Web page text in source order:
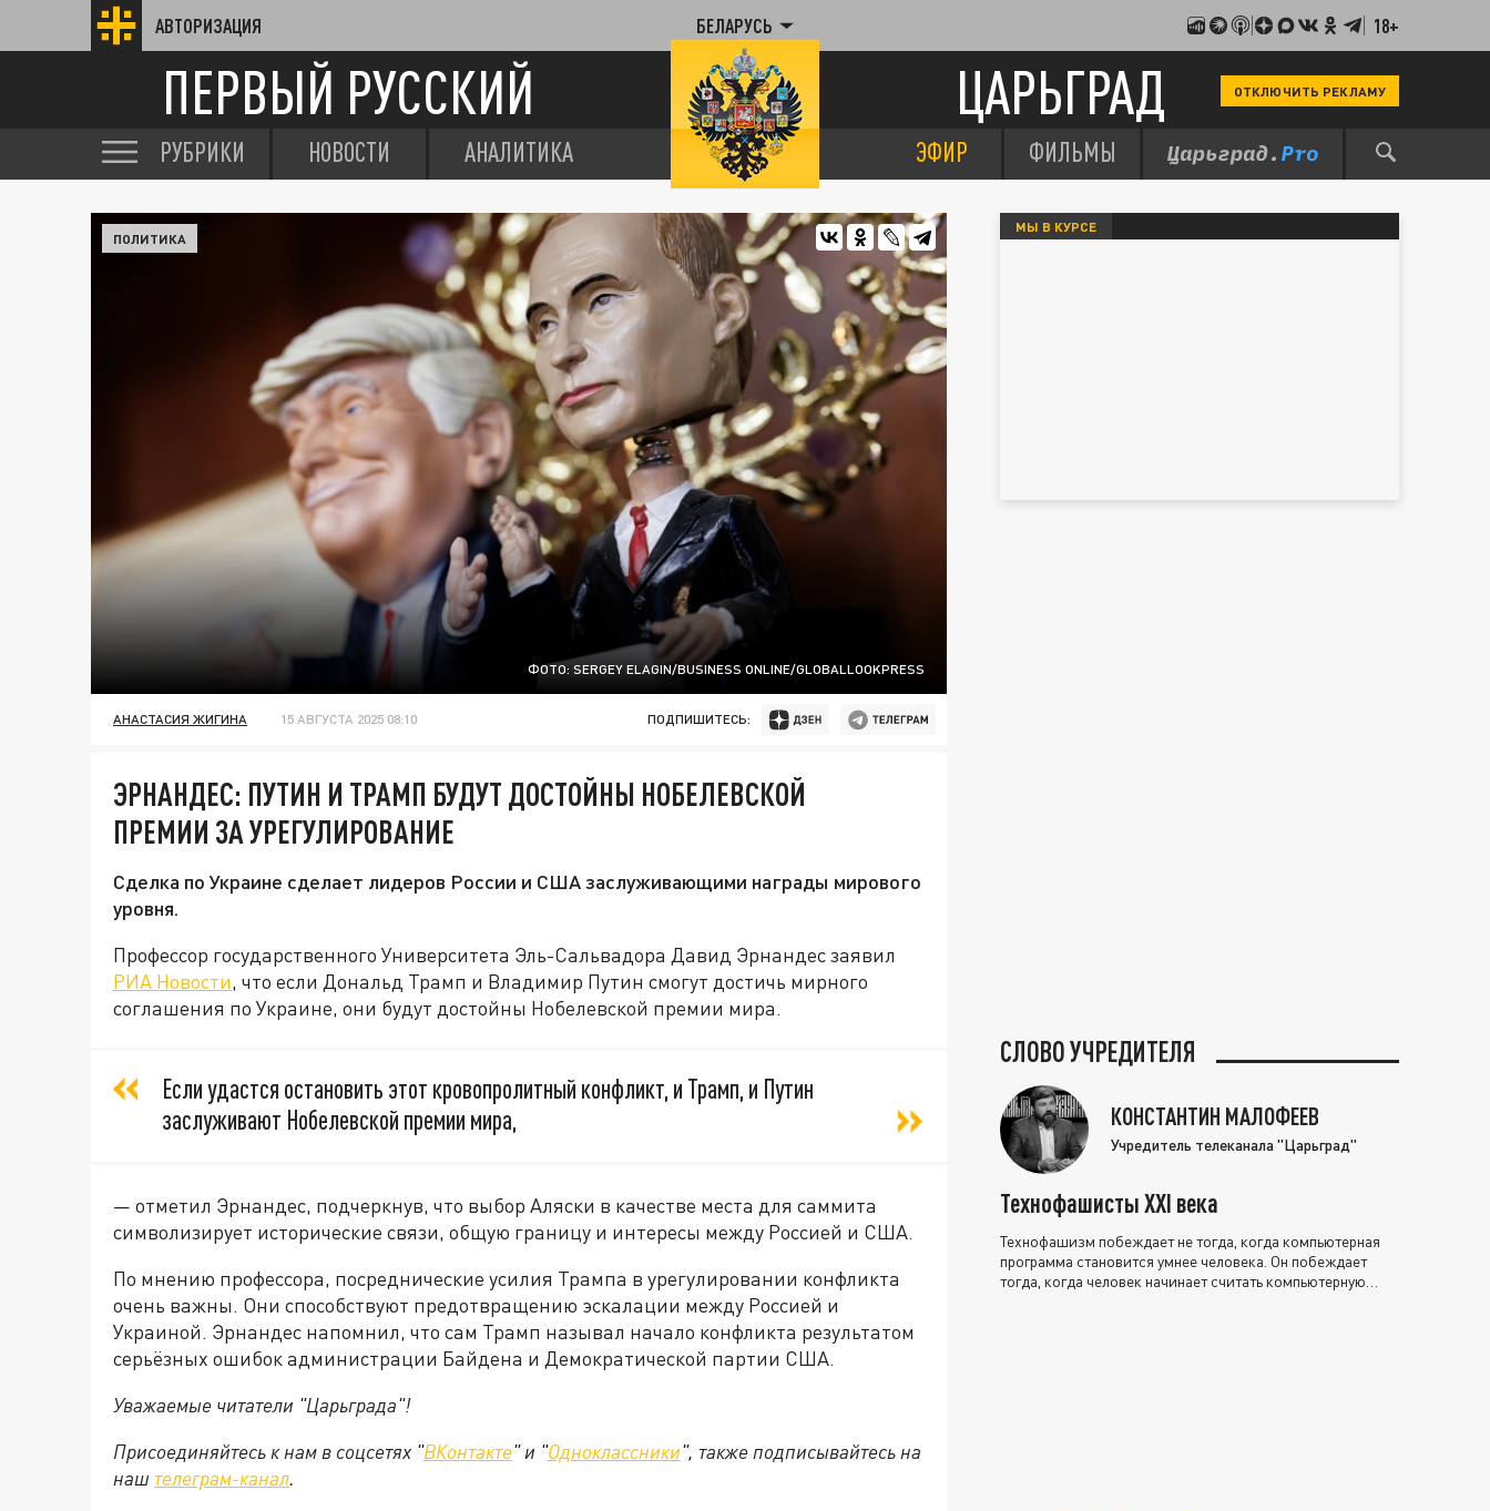
АВТОРИЗАЦИЯ БЕЛАРУСЬ 18+
ПЕРВЫЙ РУССКИЙ ЦАРЬГРАД ОТКЛЮЧИТЬ РЕКЛАМУ
РУБРИКИ НОВОСТИ АНАЛИТИКА ЭФИР ФИЛЬМЫ
ФОТО: SERGEY ELAGIN/BUSINESS ONLINE/GLOBALLOOKPRESS
ПОЛИТИКА
АНАСТАСИЯ ЖИГИНА 15 АВГУСТА 2025 08:10 ПОДПИШИТЕСЬ:
ЭРНАНДЕС: ПУТИН И ТРАМП БУДУТ ДОСТОЙНЫ НОБЕЛЕВСКОЙ
ПРЕМИИ ЗА УРЕГУЛИРОВАНИЕ
Сделка по Украине сделает лидеров России и США заслуживающими награды мирового
уровня.
Профессор государственного Университета Эль-Сальвадора Давид Эрнандес заявил
РИА Новости, что если Дональд Трамп и Владимир Путин смогут достичь мирного
соглашения по Украине, они будут достойны Нобелевской премии мира.
Если удастся остановить этот кровопролитный конфликт, и Трамп, и Путин
заслуживают Нобелевской премии мира,
— отметил Эрнандес, подчеркнув, что выбор Аляски в качестве места для саммита
символизирует исторические связи, общую границу и интересы между Россией и США.
По мнению профессора, посреднические усилия Трампа в урегулировании конфликта
очень важны. Они способствуют предотвращению эскалации между Россией и
Украиной. Эрнандес напомнил, что сам Трамп называл начало конфликта результатом
серьёзных ошибок администрации Байдена и Демократической партии США.
Уважаемые читатели "Царьграда"!
Присоединяйтесь к нам в соцсетях "ВКонтакте" и "Одноклассники", также подписывайтесь на
наш телеграм-канал.
МЫ В КУРСЕ
СЛОВО УЧРЕДИТЕЛЯ
КОНСТАНТИН МАЛОФЕЕВ
Учредитель телеканала "Царьград"
Технофашисты XXI века
Технофашизм побеждает не тогда, когда компьютерная
программа становится умнее человека. Он побеждает
тогда, когда человек начинает считать компьютерную